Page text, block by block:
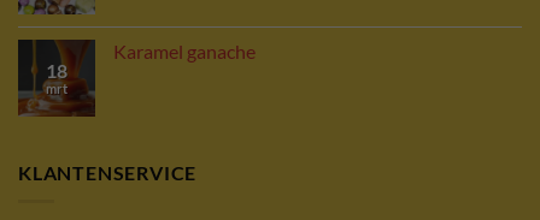
18
mrt
Karamel ganache
KLANTENSERVICE